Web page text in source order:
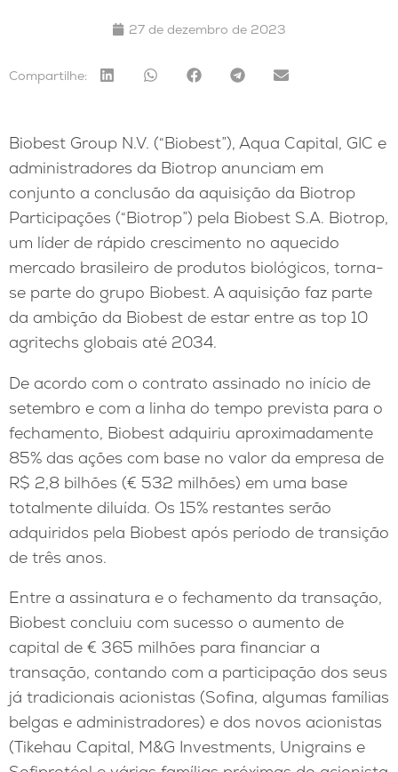
27 de dezembro de 2023
Compartilhe:
Biobest Group N.V. (“Biobest”), Aqua Capital, GIC e
administradores da Biotrop anunciam em
conjunto a conclusão da aquisição da Biotrop
Participações (“Biotrop”) pela Biobest S.A. Biotrop,
um líder de rápido crescimento no aquecido
mercado brasileiro de produtos biológicos, torna-
se parte do grupo Biobest. A aquisição faz parte
da ambição da Biobest de estar entre as top 10
agritechs globais até 2034.
De acordo com o contrato assinado no início de
setembro e com a linha do tempo prevista para o
fechamento, Biobest adquiriu aproximadamente
85% das ações com base no valor da empresa de
R$ 2,8 bilhões (€ 532 milhões) em uma base
totalmente diluída. Os 15% restantes serão
adquiridos pela Biobest após período de transição
de três anos.
Entre a assinatura e o fechamento da transação,
Biobest concluiu com sucesso o aumento de
capital de € 365 milhões para financiar a
transação, contando com a participação dos seus
já tradicionais acionistas (Sofina, algumas famílias
belgas e administradores) e dos novos acionistas
(Tikehau Capital, M&G Investments, Unigrains e